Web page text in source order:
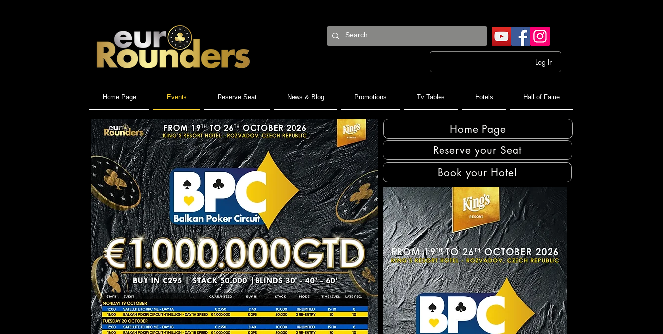
Log In
Home Page Events Reserve Seat News & Blog Promotions Tv Tables Hotels Hall of Fame
Home Page
Reserve your Seat
Book your Hotel